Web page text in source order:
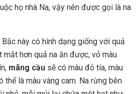
họ nhà Na, vậy nên được gọi là na
này có hình dạng giống với quả
mắt hơn quả na ăn được, vỏ màu
mãng cầu sẽ có màu đỏ tía, màu
thể là màu vàng cam. Na rừng bên